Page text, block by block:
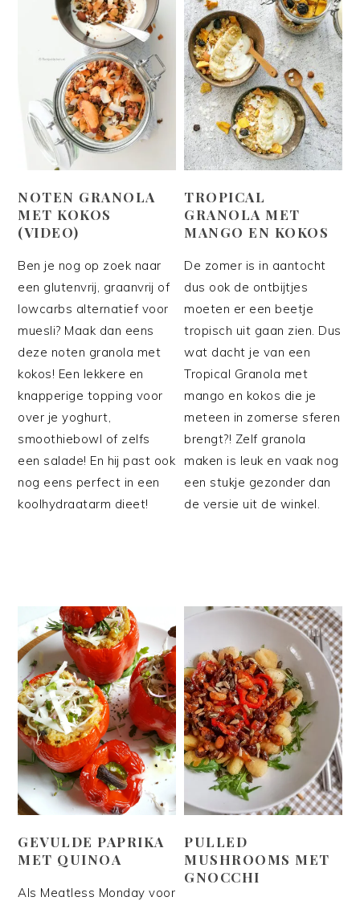
NOTEN GRANOLA
MET KOKOS
(VIDEO)
Ben je nog op zoek naar
een glutenvrij, graanvrij of
lowcarbs alternatief voor
muesli? Maak dan eens
deze noten granola met
kokos! Een lekkere en
knapperige topping voor
over je yoghurt,
smoothiebowl of zelfs
een salade! En hij past ook
nog eens perfect in een
koolhydraatarm dieet!
TROPICAL
GRANOLA MET
MANGO EN KOKOS
De zomer is in aantocht
dus ook de ontbijtjes
moeten er een beetje
tropisch uit gaan zien. Dus
wat dacht je van een
Tropical Granola met
mango en kokos die je
meteen in zomerse sferen
brengt?! Zelf granola
maken is leuk en vaak nog
een stukje gezonder dan
de versie uit de winkel.
GEVULDE PAPRIKA
MET QUINOA
Als Meatless Monday voor
PULLED
MUSHROOMS MET
GNOCCHI